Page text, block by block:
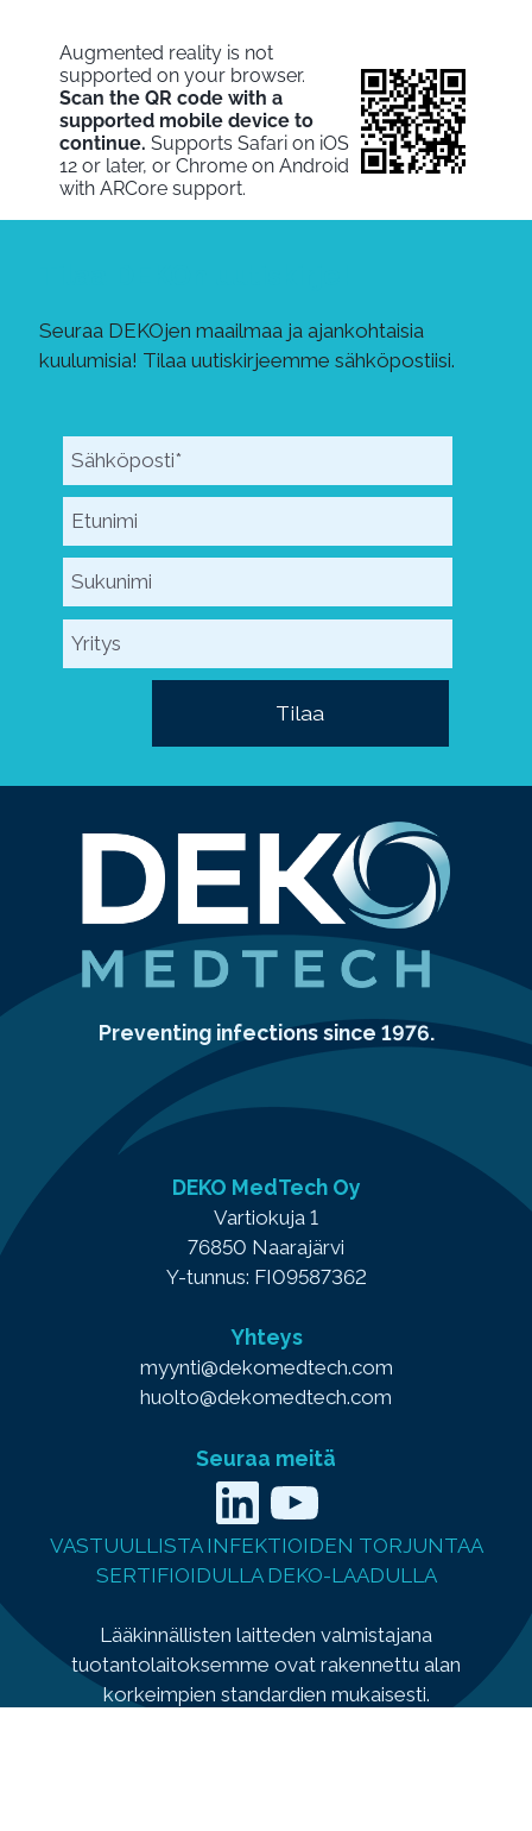
Seuraa DEKOjen maailmaa ja ajankohtaisia
kuulumisia! Tilaa uutiskirjeemme sähköpostiisi.
Preventing infections since 1976.
DEKO MedTech Oy
Vartiokuja 1
76850 Naarajärvi
Y-tunnus: FI09587362
Yhteys
myynti@dekomedtech.com
huolto@dekomedtech.com
Seuraa meitä
LinkedIn YouTube
VASTUULLISTA INFEKTIOIDEN TORJUNTAA
SERTIFIOIDULLA DEKO-LAADULLA
Lääkinnällisten laitteden valmistajana
tuotantolaitoksemme ovat rakennettu alan
korkeimpien standardien mukaisesti.